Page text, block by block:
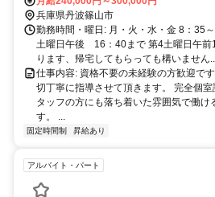
兵庫県丹波篠山市
勤務時間・曜日: 月・火・水・金 8：
土曜日午後 16：40まで 第4土曜日午前
ります、帰宅してもらっても構いません
仕事内容: 資格不要の未経験の方歓迎で
切丁寧に指導させて頂きます。 完全個
タッフの方にも落ち着いた雰囲気で働
す。 ...
固定時間制 昇給あり
アルバイト・パート